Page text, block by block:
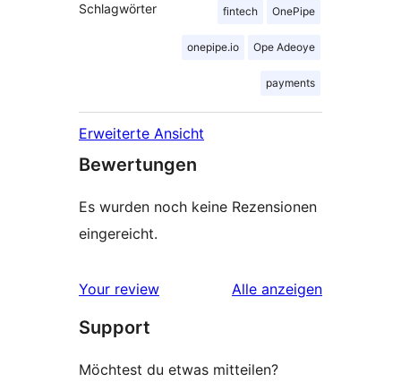
Schlagwörter fintech OnePipe
onepipe.io Ope Adeoye
payments
Erweiterte Ansicht
Bewertungen
Es wurden noch keine Rezensionen
eingereicht.
Your review Alle Rezensionen
anzeigen
Support
Möchtest du etwas mitteilen?